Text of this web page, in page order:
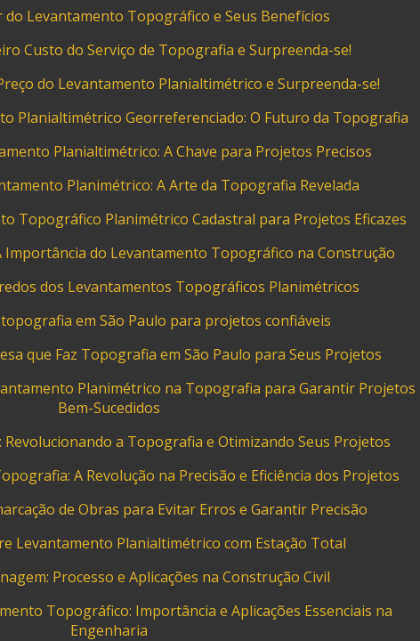
do Levantamento Topográfico e Seus Benefícios
Custo do Serviço de Topografia e Surpreenda-se!
do Levantamento Planialtimétrico e Surpreenda-se!
Planialtimétrico Georreferenciado: O Futuro da Topografia
Planialtimétrico: A Chave para Projetos Precisos
Planimétrico: A Arte da Topografia Revelada
Topográfico Planimétrico Cadastral para Projetos Eficazes
Importância do Levantamento Topográfico na Construção
dos Levantamentos Topográficos Planimétricos
em São Paulo para projetos confiáveis
que Faz Topografia em São Paulo para Seus Projetos
Planimétrico na Topografia para Garantir Projetos
Bem-Sucedidos
Revolucionando a Topografia e Otimizando Seus Projetos
A Revolução na Precisão e Eficiência dos Projetos
de Obras para Evitar Erros e Garantir Precisão
Levantamento Planialtimétrico com Estação Total
Processo e Aplicações na Construção Civil
Topográfico: Importância e Aplicações Essenciais na
Engenharia